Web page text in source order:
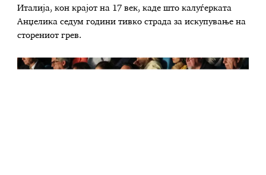
Италија, кон крајот на 17 век, каде што калуѓерката
Анџелика седум години тивко страда за искупување на
сторениот грев.